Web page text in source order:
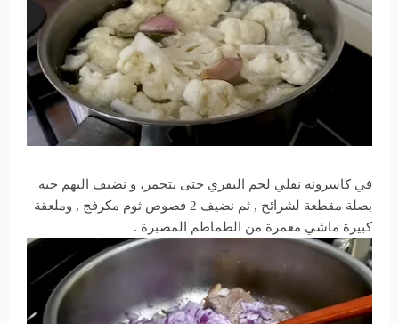
في كاسرونة نقلي لحم البقري حتى يتحمر، و نضيف اليهم حبة
بصلة مقطعة لشرائح , ثم نضيف 2 فصوص ثوم مكرفج , وملعقة
كبيرة ماشي معمرة من الطماطم المصبرة .